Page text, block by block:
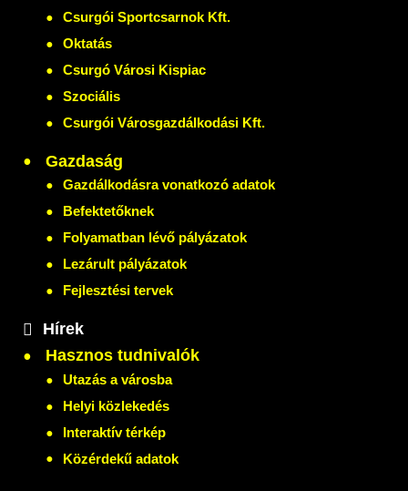
Csurgói Sportcsarnok Kft.
Oktatás
Csurgó Városi Kispiac
Szociális
Csurgói Városgazdálkodási Kft.
Gazdaság
Gazdálkodásra vonatkozó adatok
Befektetőknek
Folyamatban lévő pályázatok
Lezárult pályázatok
Fejlesztési tervek
Hírek
Hasznos tudnivalók
Utazás a városba
Helyi közlekedés
Interaktív térkép
Közérdekű adatok